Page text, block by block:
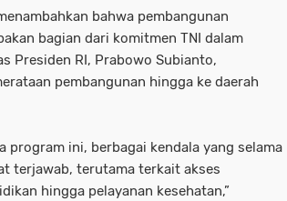
bahwa pembangunan
bagian dari komitmen TNI dalam
Presiden RI, Prabowo Subianto,
pembangunan hingga ke daerah
program ini, berbagai kendala yang selama
terjawab, terutama terkait akses
hingga pelayanan kesehatan,”